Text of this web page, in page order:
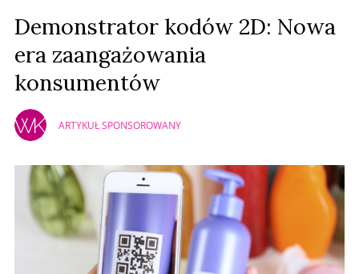
Demonstrator kodów 2D: Nowa
era zaangażowania
konsumentów
ARTYKUŁ SPONSOROWANY